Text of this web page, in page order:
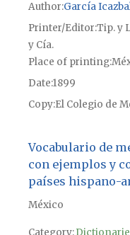
Author García
Printer/Editor Tip. y
y Cía.
Place of printing
Date1899
CopyEl Colegio de
Vocabulario de
con ejemplos y
países hispano-
México
Category: